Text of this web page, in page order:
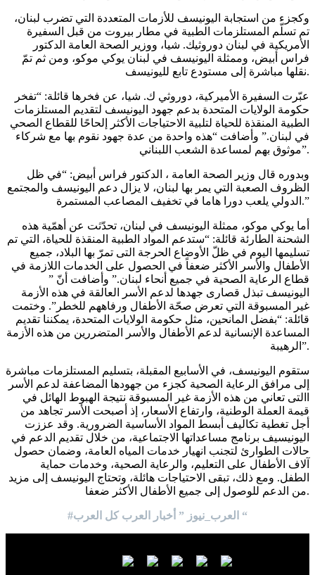
وكجزء من استجابة اليونيسف للأزمات المتعددة التي تضرب لبنان،
تم تسلّم المستلزمات الطبية في مطار بيروت من قبل السفيرة
الأمريكية في لبنان دوروثيك. شيا، ووزير الصحة العامة الدكتور
فراس أبيض، وممثلة اليونيسف في لبنان يوكي موكو، ومن ثم تمّ
نقلها مباشرة إلى مستودع تابع لليونيسف.
عبّرت السفيرة الأميركية، دوروثي ك. شيا، عن فخرها قائلة: “تفخر
حكومة الولايات المتحدة بدعم جهود اليونيسف لتقديم المستلزمات
الطبية المنقذة للحياة لتلبية الاحتياجات الأكثر إلحاحًا للقطاع الصحي
في لبنان.” وأضافت “هذه واحدة من عدة جهود نقوم بها مع شركاء
موثوق بهم لمساعدة الشعب اللبناني”.
وبدوره قال وزير الصحة العامة ، الدكتور فراس أبيض: “في ظل
الظروف الصعبة التي يمر بها لبنان، لا يزال دعم اليونيسف والمجتمع
الدولي يلعب دورا هاما في تخفيف المصاعب المستمرة.”
أما يوكي موكو، ممثلة اليونيسف في لبنان، تحدّثت عن أهمّية هذه
الشحنة الطارئة قائلة: “ستدعم المواد الطبية المنقذة للحياة، التي تم
تسليمها اليوم في ظلّ الأوضاع الحرجة التى تمرّ بها البلاد، جميع
الأطفال والأسر الأكثر ضعفاً في الحصول على الخدمات اللازمة في
قطاع الرعاية الصحية في جميع أنحاء لبنان.” وأضافت أنّ ”
اليونيسف تبذل قصارى جهدها لدعم الأسر العالقة في هذه الأزمة
غير المسبوقة التي تعرض صحّة الأطفال ورفاههم للخطر”. وختمت
قائلة: “بفضل المانحين، مثل حكومة الولايات المتحدة، يمكننا تقديم
المساعدة الإنسانية لدعم الأطفال والأسر المتضررين من هذه الأزمة
الرهيبة”.
ستقوم اليونيسف، في الأسابيع المقبلة، بتسليم المستلزمات مباشرة
إلى مرافق الرعاية الصحية كجزء من جهودها المضاعفة لدعم الأسر
االتى تعاني من هذه الأزمة غير المسبوقة نتيجة الهبوط الهائل في
قيمة العملة الوطنية، وارتفاع الأسعار، إذ أصبحت الأسر تجاهد من
أجل تغطية تكاليف أبسط المواد الأساسية الضرورية. وقد عززت
اليونيسيف برنامج مساعداتها الاجتماعية، من خلال تقديم الدعم في
حالات الطوارئ لتجنب انهيار خدمات المياه العامة، وضمان حصول
آلاف الأطفال على التعليم، والرعاية الصحية، وخدمات حماية
الطفل. ومع ذلك، تبقى الاحتياجات هائلة، وتحتاج اليونيسف إلى مزيد
من الدعم للوصول إلى جميع الأطفال الأكثر ضعفا.
#العرب_نيوز ” أخبار العرب كل العرب “